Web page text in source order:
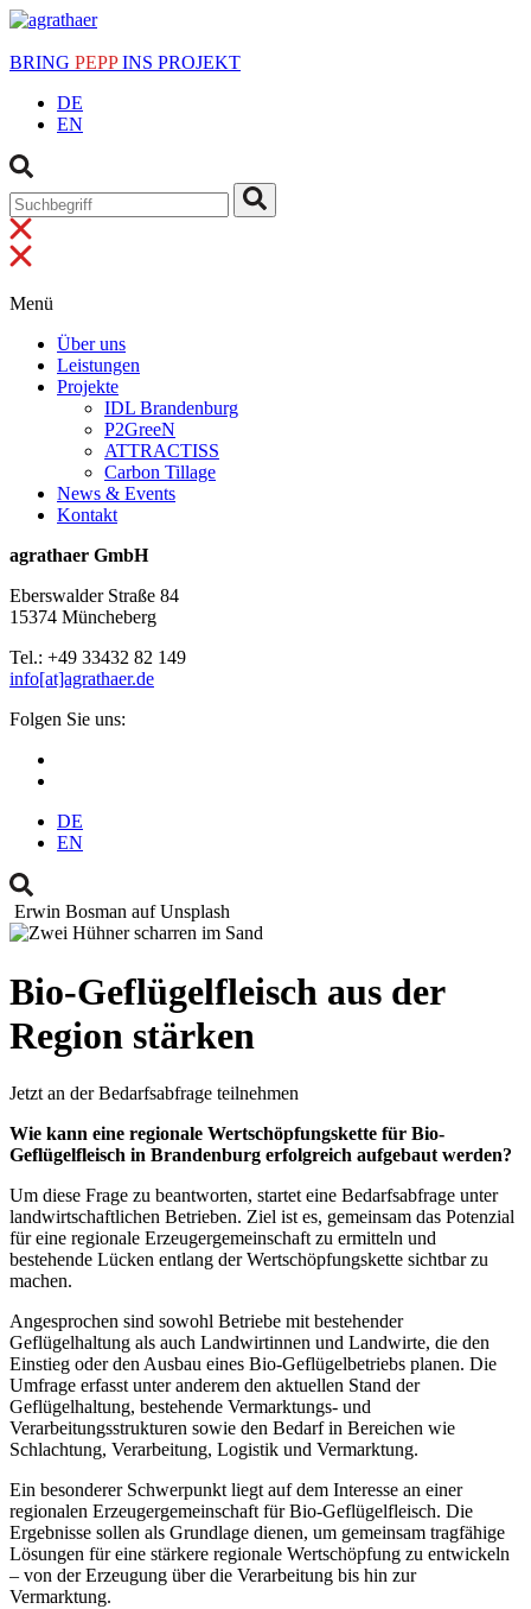
BRING PEPPINS PROJEKT
DE
EN
Menü
Über uns
Leistungen
Projekte
IDL Brandenburg
P2GreeN
ATTRACTISS
Carbon Tillage
News & Events
Kontakt
agrathaer GmbH
Eberswalder Straße 84
15374 Müncheberg
Tel.: +49 33432 82 149
info[at]agrathaer.de
Folgen Sie uns:
DE
EN
Erwin Bosman auf Unsplash
Bio-Geflügelfleisch aus der
Region stärken
Jetzt an der Bedarfsabfrage teilnehmen
Wie kann eine regionale Wertschöpfungskette für Bio-
Geflügelfleisch in Brandenburg erfolgreich aufgebaut werden?
Um diese Frage zu beantworten, startet eine Bedarfsabfrage unter
landwirtschaftlichen Betrieben. Ziel ist es, gemeinsam das Potenzial
für eine regionale Erzeugergemeinschaft zu ermitteln und
bestehende Lücken entlang der Wertschöpfungskette sichtbar zu
machen.
Angesprochen sind sowohl Betriebe mit bestehender
Geflügelhaltung als auch Landwirtinnen und Landwirte, die den
Einstieg oder den Ausbau eines Bio-Geflügelbetriebs planen. Die
Umfrage erfasst unter anderem den aktuellen Stand der
Geflügelhaltung, bestehende Vermarktungs- und
Verarbeitungsstrukturen sowie den Bedarf in Bereichen wie
Schlachtung, Verarbeitung, Logistik und Vermarktung.
Ein besonderer Schwerpunkt liegt auf dem Interesse an einer
regionalen Erzeugergemeinschaft für Bio-Geflügelfleisch. Die
Ergebnisse sollen als Grundlage dienen, um gemeinsam tragfähige
Lösungen für eine stärkere regionale Wertschöpfung zu entwickeln
– von der Erzeugung über die Verarbeitung bis hin zur
Vermarktung.